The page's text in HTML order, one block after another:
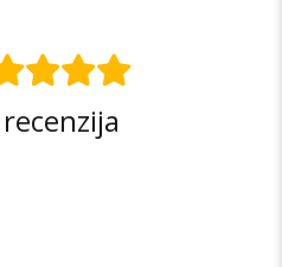
recenzija